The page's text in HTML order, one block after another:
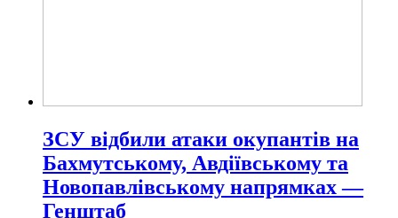
ЗСУ відбили атаки окупантів на
Бахмутському, Авдіївському та
Новопавлівському напрямках —
Генштаб